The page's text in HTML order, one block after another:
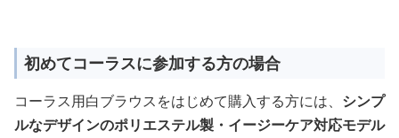
初めてコーラスに参加する方の場合
コーラス用白ブラウスをはじめて購入する方には、 シンプ
ルなデザインのポリエステル製・イージーケア対応モデル